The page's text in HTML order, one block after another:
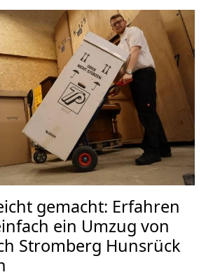
gemacht: Erfahren
ein Umzug von
Stromberg Hunsrück